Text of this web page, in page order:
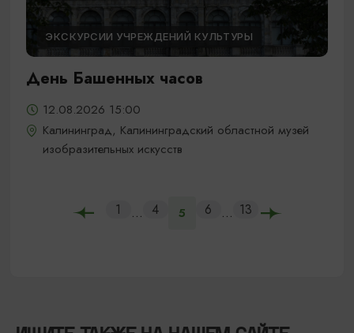
ЭКСКУРСИИ УЧРЕЖДЕНИЙ КУЛЬТУРЫ
День Башенных часов
12.08.2026 15:00
Калининград, Калининградский областной музей
изобразительных искусств
1 ... 4 5 6 ... 13